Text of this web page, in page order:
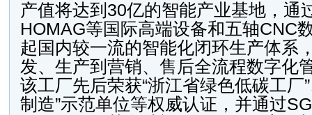
产值将达到30亿的智能产业基地，通
HOMAG等国际高端设备和五轴CNC
起国内较一流的智能化闭环生产体系
发、生产到营销、售后全流程数字化
该工厂先后荣获“浙江省绿色低碳工厂
制造”示范单位等权威认证，并通过